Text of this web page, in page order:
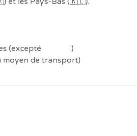
(excepté
)
moyen de transport)